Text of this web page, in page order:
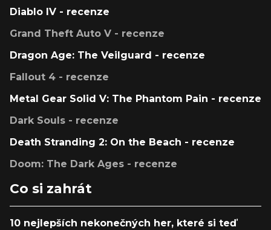
Diablo IV - recenze
Grand Theft Auto V - recenze
Dragon Age: The Veilguard - recenze
Fallout 4 - recenze
Metal Gear Solid V: The Phantom Pain - recenze
Dark Souls - recenze
Death Stranding 2: On the Beach - recenze
Doom: The Dark Ages - recenze
Co si zahrát
10 nejlepších nekonečných her, které si teď